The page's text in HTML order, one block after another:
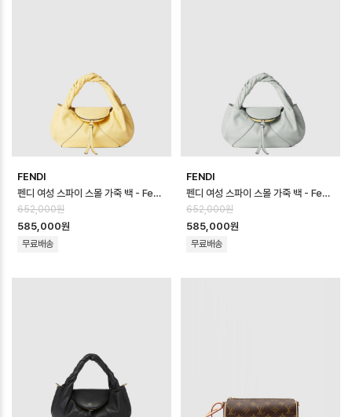
FENDI
펜디 여성 스파이 스몰 가죽 백 - Fendi Womens Spy Small Leather…
652,000원
585,000원
무료배송
FENDI
펜디 여성 스파이 스몰 가죽 백 - Fendi Womens Spy Small Leather…
652,000원
585,000원
무료배송